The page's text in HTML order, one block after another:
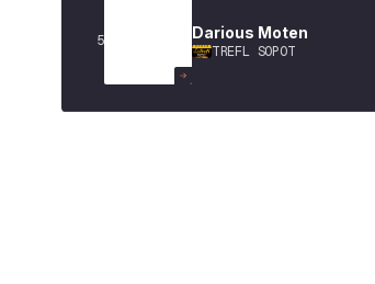
5 Darious Moten
TREFL SOPOT